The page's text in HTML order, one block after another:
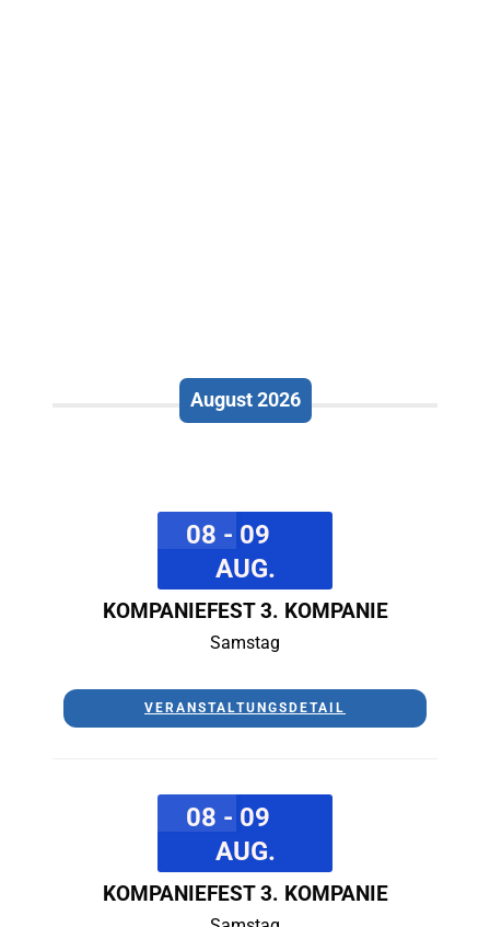
August 2026
08 - 09
AUG.
KOMPANIEFEST 3. KOMPANIE
Samstag
VERANSTALTUNGSDETAIL
08 - 09
AUG.
KOMPANIEFEST 3. KOMPANIE